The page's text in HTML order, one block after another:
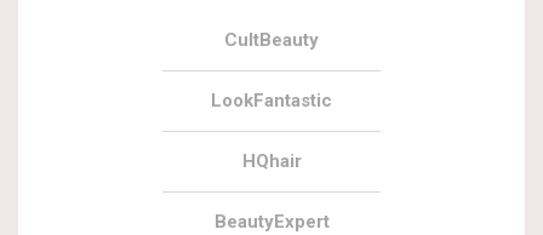
CultBeauty
LookFantastic
HQhair
BeautyExpert